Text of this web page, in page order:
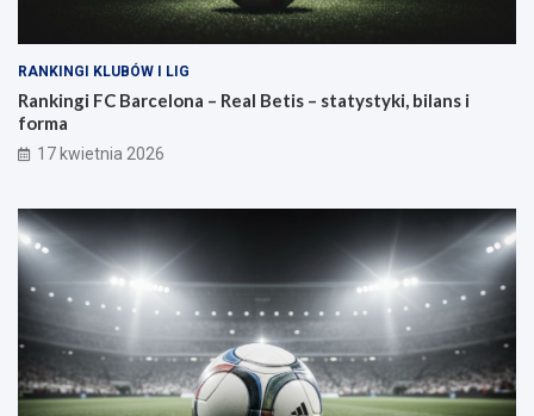
RANKINGI KLUBÓW I LIG
Rankingi FC Barcelona – Real Betis – statystyki, bilans i
forma
17 kwietnia 2026